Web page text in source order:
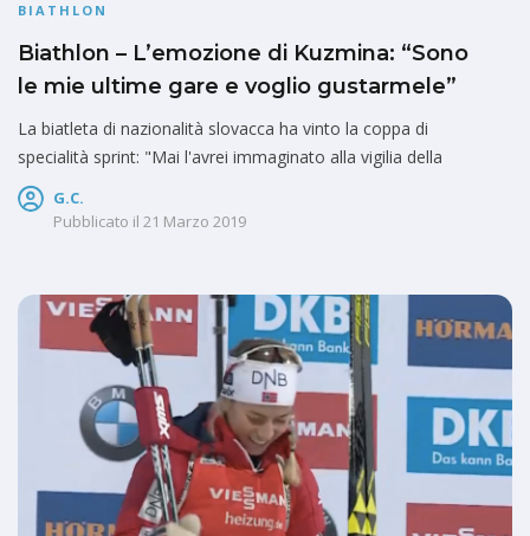
BIATHLON
Biathlon – L’emozione di Kuzmina: “Sono
le mie ultime gare e voglio gustarmele”
La biatleta di nazionalità slovacca ha vinto la coppa di
specialità sprint: "Mai l'avrei immaginato alla vigilia della
G.C.
Pubblicato il 21 Marzo 2019